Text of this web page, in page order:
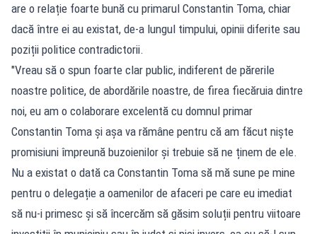
are o relație foarte bună cu primarul Constantin Toma, chiar
dacă între ei au existat, de-a lungul timpului, opinii diferite sau
poziții politice contradictorii.
"Vreau să o spun foarte clar public, indiferent de părerile
noastre politice, de abordările noastre, de firea fiecăruia dintre
noi, eu am o colaborare excelentă cu domnul primar
Constantin Toma și așa va rămâne pentru că am făcut niște
promisiuni împreună buzoienilor și trebuie să ne ținem de ele.
Nu a existat o dată ca Constantin Toma să mă sune pe mine
pentru o delegație a oamenilor de afaceri pe care eu imediat
să nu-i primesc și să încercăm să găsim soluții pentru viitoare